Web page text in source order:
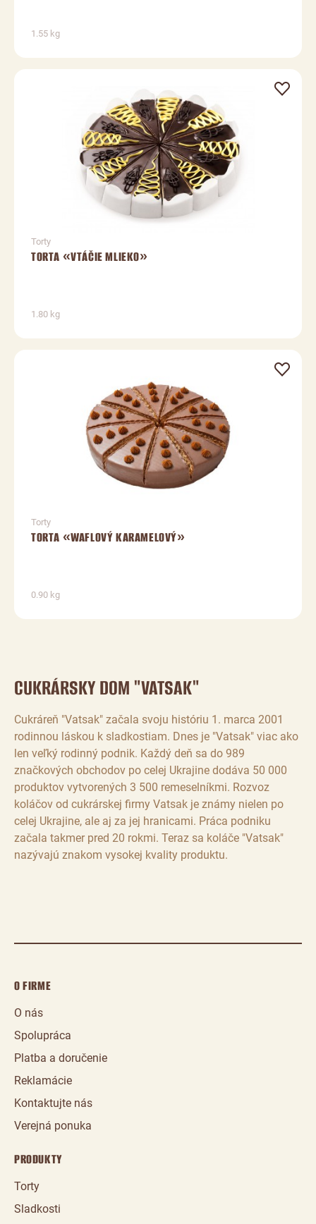
1.55 kg
Torty
TORTA «VTÁČIE MLIEKO»
1.80 kg
Torty
TORTA «WAFLOVÝ KARAMELOVÝ»
0.90 kg
CUKRÁRSKY DOM "VATSAK"
Cukráreň "Vatsak" začala svoju históriu 1. marca 2001
rodinnou láskou k sladkostiam. Dnes je "Vatsak" viac ako
len veľký rodinný podnik. Každý deň sa do 989
značkových obchodov po celej Ukrajine dodáva 50 000
produktov vytvorených 3 500 remeselníkmi. Rozvoz
koláčov od cukrárskej firmy Vatsak je známy nielen po
celej Ukrajine, ale aj za jej hranicami. Práca podniku
začala takmer pred 20 rokmi. Teraz sa koláče "Vatsak"
nazývajú znakom vysokej kvality produktu.
O FIRME
O nás
Spolupráca
Platba a doručenie
Reklamácie
Kontaktujte nás
Verejná ponuka
PRODUKTY
Torty
Sladkosti